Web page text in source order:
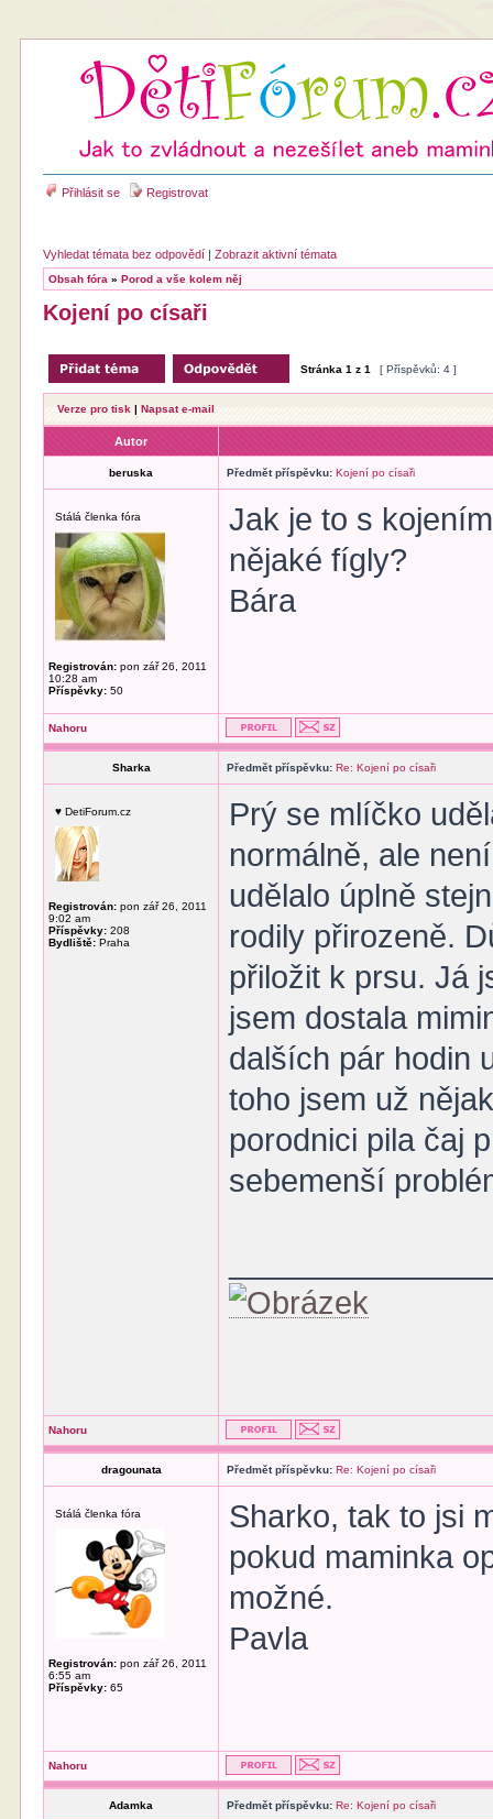
Přihlásit se Registrovat
Vyhledat témata bez odpovědí |Zobrazit aktivní témata
Obsah fóra »Porod a vše kolem něj
Kojení po císaři
Stránka1 z1 [ Příspěvků: 4 ]
Verze pro tisk |Napsat e-mail
Autor
beruska Předmět příspěvku: Kojení po císaři
Stálá členka fóra
Registrován: pon zář 26, 2011
10:28 am
Příspěvky: 50
Jak je to s
nějaké fígly?
Bára
Nahoru
Sharka Předmět příspěvku: Re: Kojení po císaři
♥ DetiForum.cz
Registrován: pon zář 26, 2011
9:02 am
Příspěvky: 208
Bydliště: Praha
Prý se mlíčko
normálně, ale
udělalo úplně
rodily přirozeně.
přiložit k prsu. Já
jsem dostala
dalších pár hodin
toho jsem už
porodnici pila čaj
sebemenší
Nahoru
dragounata Předmět příspěvku: Re: Kojení po císaři
Stálá členka fóra
Registrován: pon zář 26, 2011
6:55 am
Příspěvky: 65
Sharko, tak to jsi
pokud maminka
možné.
Pavla
Nahoru
Adamka Předmět příspěvku: Re: Kojení po císaři